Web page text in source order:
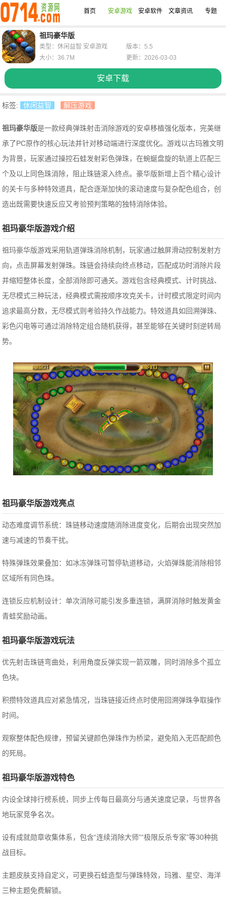
首页 安卓游戏 安卓软件 文章资讯 专题
祖玛豪华版
安卓下载
类型：休闲益智 安卓游戏
版本：5.5
大小：36.7M
更新：2026-03-03
标签: 休闲益智 解压游戏
祖玛豪华版是一款经典弹珠射击消除游戏的安卓移植强化版本，完美继
承了PC原作的核心玩法并针对移动端进行深度优化。游戏以古玛雅文明
为背景，玩家通过操控石蛙发射彩色弹珠，在蜿蜒盘旋的轨道上匹配三
个及以上同色珠消除，阻止珠链滚入终点。豪华版新增上百个精心设计
的关卡与多种特效道具，配合逐渐加快的滚动速度与复杂配色组合，创
造出既需要快速反应又考验预判策略的独特消除体验。
祖玛豪华版游戏介绍
祖玛豪华版游戏采用轨道弹珠消除机制，玩家通过触屏滑动控制发射方
向，点击屏幕发射弹珠。珠链会持续向终点移动，匹配成功时消除片段
并缩短整体长度，全部消除即可通关。游戏包含经典模式、计时挑战、
无尽模式三种玩法，经典模式需按顺序攻克关卡，计时模式限定时间内
追求最高分数，无尽模式则考验持久作战能力。特效道具如回溯弹珠、
彩色闪电等可通过消除特定组合随机获得，甚至能够在关键时刻逆转局
势。
祖玛豪华版游戏亮点
动态难度调节系统：珠链移动速度随消除进度变化，后期会出现突然加
速与减速的节奏干扰。
特殊弹珠效果叠加：如冰冻弹珠可暂停轨道移动，火焰弹珠能消除相邻
区域所有同色珠。
连锁反应机制设计：单次消除可能引发多重连锁，满屏消除时触发黄金
青蛙奖励动画。
祖玛豪华版游戏玩法
优先射击珠链弯曲处，利用角度反弹实现一箭双雕，同时消除多个孤立
色块。
积攒特效道具应对紧急情况，当珠链接近终点时使用回溯弹珠争取操作
时间。
观察整体配色规律，预留关键颜色弹珠作为桥梁，避免陷入无匹配颜色
的死局。
祖玛豪华版游戏特色
内设全球排行榜系统，同步上传每日最高分与通关速度记录，与世界各
地玩家竞争名次。
设有成就勋章收集体系，包含“连续消除大师”“极限反杀专家”等30种挑
战目标。
主题皮肤支持自定义，可更换石蛙造型与弹珠特效，玛雅、星空、海洋
三种主题免费解锁。